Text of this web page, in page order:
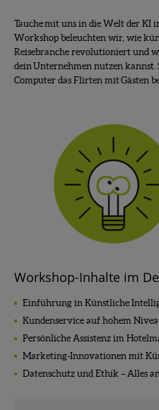
Tauche mit uns in die Welt der KI
Workshop beleuchten wir, wie
Reisebranche revolutioniert und
dein Unternehmen nutzen kannst.
Computer das Flirten mit Gästen
Workshop-Inhalte im
Einführung in Künstliche
Kundenservice auf hohem
Persönliche Assistenz im
Marketing-Innovationen mit
Datenschutz und Ethik – Alles